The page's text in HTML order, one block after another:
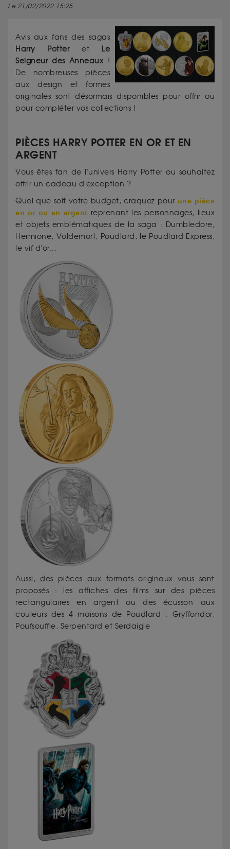
Le 21/02/2022 15:25
Avis aux fans des sagas
Harry Potteret
Le
Seigneur des Anneaux !
De nombreuses pièces
aux design et formes
originales sont désormais disponibles pour offrir ou
pour compléter vos collections !
PIÈCES HARRY POTTER EN OR ET EN
ARGENT
Vous êtes fan de l'univers Harry Potter ou souhaitez
offrir un cadeau d'exception ?
Quel que soit votre budget, craquez pour une pièce
en or ou en argent reprenant les personnages, lieux
et objets emblématiques de la saga : Dumbledore,
Hermione, Voldemort, Poudlard, le Poudlard Express,
le vif d'or...
Aussi, des pièces aux formats originaux vous sont
proposés : les affiches des films sur des pièces
rectangulaires en argent ou des écusson aux
couleurs des 4 maisons de Poudlard : Gryffondor,
Poufsouffle, Serpentard et Serdaigle